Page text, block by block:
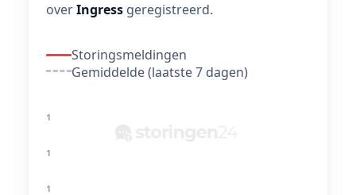
overIngress geregistreerd.
Storingsmeldingen
Gemiddelde (laatste 7 dagen)
1
1
1